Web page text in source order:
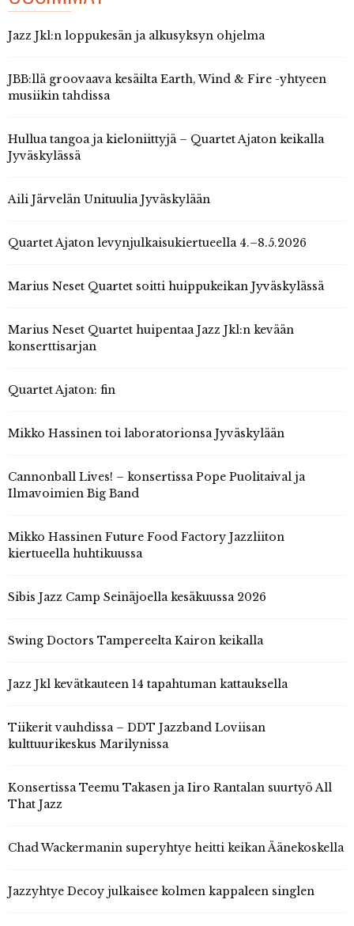
Jazz Jkl:n loppukesän ja alkusyksyn ohjelma
JBB:llä groovaava kesäilta Earth, Wind & Fire -yhtyeen
musiikin tahdissa
Hullua tangoa ja kieloniittyjä – Quartet Ajaton keikalla
Jyväskylässä
Aili Järvelän Unituulia Jyväskylään
Quartet Ajaton levynjulkaisukiertueella 4.–8.5.2026
Marius Neset Quartet soitti huippukeikan Jyväskylässä
Marius Neset Quartet huipentaa Jazz Jkl:n kevään
konserttisarjan
Quartet Ajaton: fin
Mikko Hassinen toi laboratorionsa Jyväskylään
Cannonball Lives! – konsertissa Pope Puolitaival ja
Ilmavoimien Big Band
Mikko Hassinen Future Food Factory Jazzliiton
kiertueella huhtikuussa
Sibis Jazz Camp Seinäjoella kesäkuussa 2026
Swing Doctors Tampereelta Kairon keikalla
Jazz Jkl kevätkauteen 14 tapahtuman kattauksella
Tiikerit vauhdissa – DDT Jazzband Loviisan
kulttuurikeskus Marilynissa
Konsertissa Teemu Takasen ja Iiro Rantalan suurtyö All
That Jazz
Chad Wackermanin superyhtye heitti keikan Äänekoskella
Jazzyhtye Decoy julkaisee kolmen kappaleen singlen